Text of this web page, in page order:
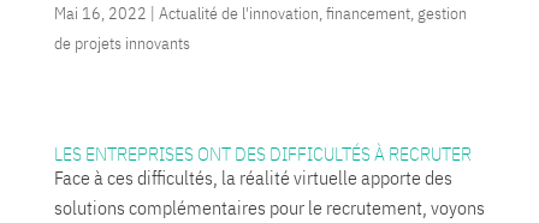
Mai 16, 2022 | Actualité de l'innovation, financement, gestion
de projets innovants
LES ENTREPRISES ONT DES DIFFICULTÉS À RECRUTER
Face à ces difficultés, la réalité virtuelle apporte des
solutions complémentaires pour le recrutement, voyons